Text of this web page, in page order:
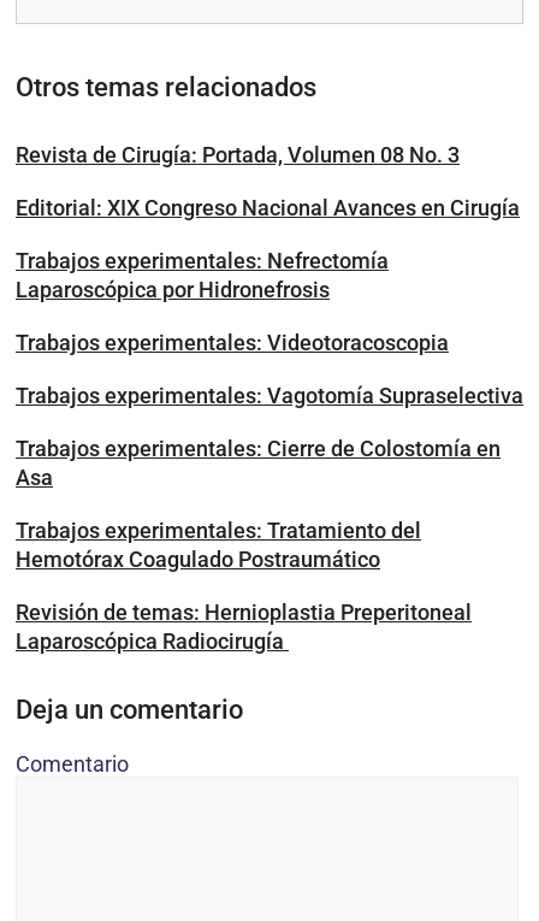
Otros temas relacionados
Revista de Cirugía: Portada, Volumen 08 No. 3
Editorial: XIX Congreso Nacional Avances en Cirugía
Trabajos experimentales: Nefrectomía
Laparoscópica por Hidronefrosis
Trabajos experimentales: Videotoracoscopia
Trabajos experimentales: Vagotomía Supraselectiva
Trabajos experimentales: Cierre de Colostomía en
Asa
Trabajos experimentales: Tratamiento del
Hemotórax Coagulado Postraumático
Revisión de temas: Hernioplastia Preperitoneal
Laparoscópica Radiocirugía
Deja un comentario
Comentario